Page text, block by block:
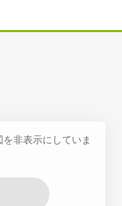
非表示にしていま